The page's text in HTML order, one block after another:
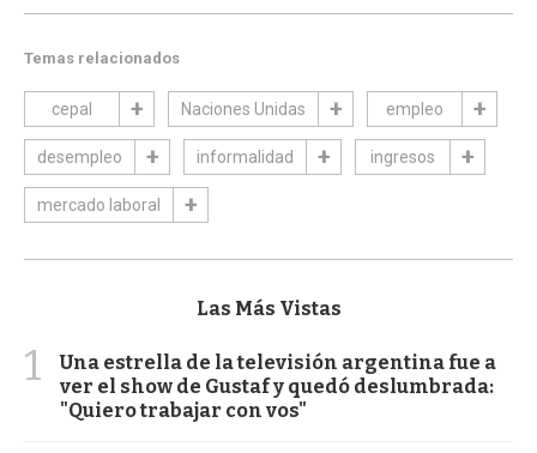
Temas relacionados
cepal Naciones Unidas empleo
desempleo informalidad ingresos
mercado laboral
Las Más Vistas
1
Una estrella de la televisión argentina fue a
ver el show de Gustaf y quedó deslumbrada:
"Quiero trabajar con vos"